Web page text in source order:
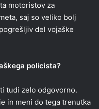
motoristov za
saj so veliko bolj
del vojaške
policista?
tudi zelo odgovorno.
in meni do tega trenutka